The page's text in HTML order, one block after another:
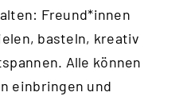
Freund*innen
basteln, kreativ
Alle können
einbringen und